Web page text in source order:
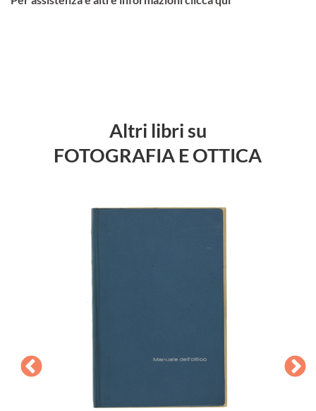
Altri libri su
FOTOGRAFIA E OTTICA